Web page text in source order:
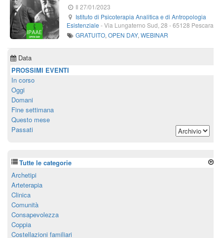
Il 27/01/2023
Istituto di Psicoterapia Analitica e di Antropologia
Esistenziale -Via Lungaterno Sud, 28 -65128 Pescara
GRATUITO,OPEN DAY,WEBINAR
Data
PROSSIMI EVENTI
In corso
Oggi
Domani
Fine settimana
Questo mese
Passati
Tutte le categorie
Archetipi
Arteterapia
Clinica
Comunità
Consapevolezza
Coppia
Costellazioni familiari